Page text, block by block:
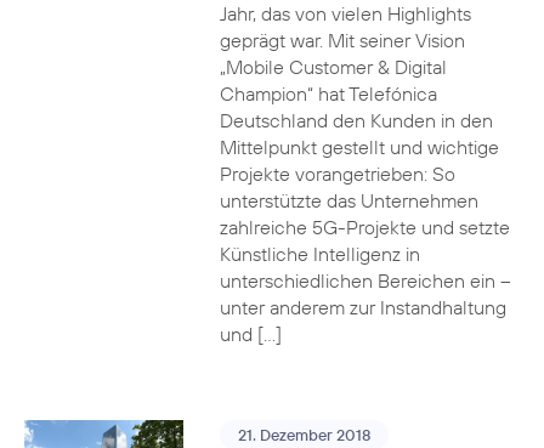
Jahr, das von vielen Highlights
geprägt war. Mit seiner Vision
„Mobile Customer & Digital
Champion“ hat Telefónica
Deutschland den Kunden in den
Mittelpunkt gestellt und wichtige
Projekte vorangetrieben: So
unterstützte das Unternehmen
zahlreiche 5G-Projekte und setzte
Künstliche Intelligenz in
unterschiedlichen Bereichen ein –
unter anderem zur Instandhaltung
und […]
21. Dezember 2018